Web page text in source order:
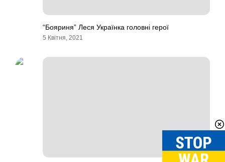
“Бояриня” Леся Українка головні герої
5 Квітня, 2021